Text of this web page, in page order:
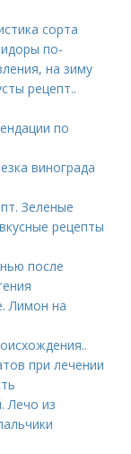
сорта
по-
на зиму
рецепт..
по
винограда
Зеленые
рецепты
после
Лимон на
при лечении
Лечо из